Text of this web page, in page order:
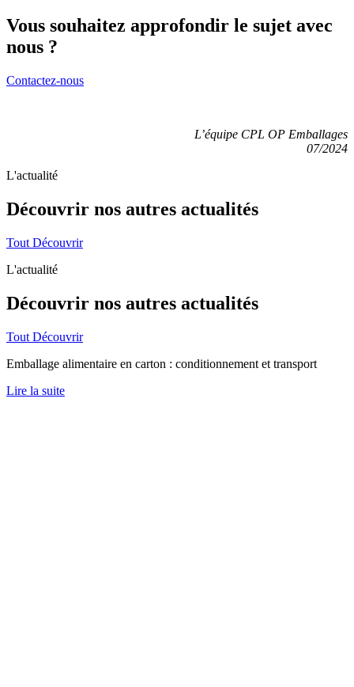
Vous souhaitez approfondir le sujet avec
nous ?
Contactez-nous
L’équipe CPL OP Emballages
07/2024
L'actualité
Découvrir nos autres actualités
Tout Découvrir
L'actualité
Découvrir nos autres actualités
Tout Découvrir
Emballage alimentaire en carton : conditionnement et transport
Lire la suite